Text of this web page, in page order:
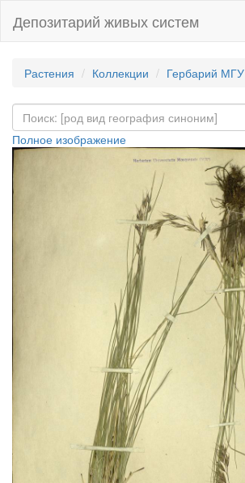
Депозитарий живых систем
Растения Коллекции Гербарий МГУ
Полное изображение